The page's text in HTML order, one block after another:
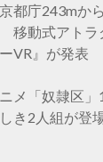
都庁243mか
移動式アトラ
VR』が発表
メ「奴隷区
き2人組が登